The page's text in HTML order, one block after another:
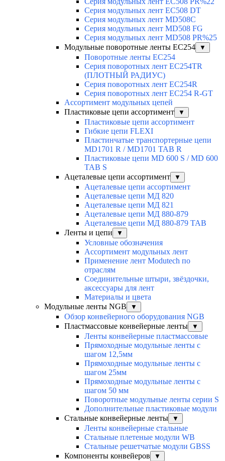
Серия модульных лент EC508 DT
Серия модульных лент MD508C
Серия модульных лент MD508 FG
Серия модульных лент MD508 PR%25
Модульные поворотные ленты EC254
▼
Поворотные ленты EC254
Серия поворотных лент EC254TR
(ПЛОТНЫЙ РАДИУС)
Серия поворотных лент EC254R
Серия поворотных лент EC254 R-GT
Ассортимент модульных цепей
Пластиковые цепи ассортимент
▼
Пластиковые цепи ассортимент
Гибкие цепи FLEXI
Пластинчатые транспортерные цепи
MD1701 R / MD1701 TAB R
Пластиковые цепи MD 600 S / MD 600
TAB S
Ацеталевые цепи ассортимент
▼
Ацеталевые цепи ассортимент
Ацеталевые цепи МД 820
Ацеталевые цепи МД 821
Ацеталевые цепи МД 880-879
Ацеталевые цепи МД 880-879 ТАВ
Ленты и цепи
▼
Условные обозначения
Ассортимент модульных лент
Применение лент Modutech по
отраслям
Соединительные штыри, звёздочки,
аксессуары для лент
Материалы и цвета
Модульные ленты NGB
▼
Обзор конвейерного оборудования NGB
Пластмассовые конвейерные ленты
▼
Ленты конвейерные пластмассовые
Прямоходные модульные ленты с
шагом 12,5мм
Прямоходные модульные ленты с
шагом 25мм
Прямоходные модульные ленты с
шагом 50 мм
Поворотные модульные ленты серии S
Дополнительные пластиковые модули
Стальные конвейерные ленты
▼
Ленты конвейерные стальные
Стальные плетеные модули WB
Стальные решетчатые модули GBSS
Компоненты конвейеров
▼